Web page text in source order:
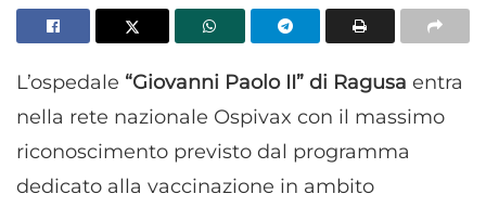
L’ospedale “Giovanni Paolo II” di Ragusa entra
nella rete nazionale Ospivax con il massimo
riconoscimento previsto dal programma
dedicato alla vaccinazione in ambito